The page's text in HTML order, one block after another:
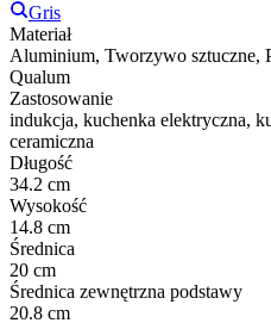
Gris
Materiał
Aluminium, Tworzywo sztuczne,
Qualum
Zastosowanie
indukcja, kuchenka elektryczna,
ceramiczna
Długość
34.2 cm
Wysokość
14.8 cm
Średnica
20 cm
Średnica zewnętrzna podstawy
20.8 cm